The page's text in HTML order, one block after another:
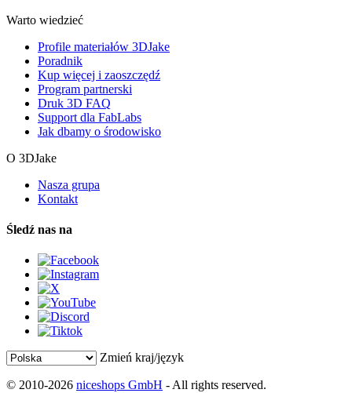
Warto wiedzieć
Profile materiałów 3DJake
Poradnik
Kup więcej i zaoszczędź
Program partnerski
Druk 3D FAQ
Support dla FabLabs
Jak dbamy o środowisko
O 3DJake
Nasza grupa
Kontakt
Śledź nas na
Zmień kraj/język
© 2010-2026 niceshops GmbH - All rights reserved.